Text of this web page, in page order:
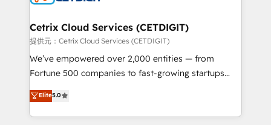
Award 🏆2020 Elite Solutions Partner 🏆2019
Integrations HubSpot Impact Award 🏆2019
Marketing Enablement HubSpot Impact Award 🏆
2018 Website Design HubSpot Impact Award 🏆2017
Growth-Driven Design Agency of the Year 🏆2016
Sales Enablement HubSpot Impact Award 🏆2015
Cetrix Cloud Services (CETDIGIT)
提供元：Cetrix Cloud Services (CETDIGIT)
We’ve empowered over 2,000 entities — from
Fortune 500 companies to fast-growing startups
and nonprofits — to streamline operations, scale
revenue, and unlock the full potential of HubSpot.
With deep technical and industry expertise, we fuse
Elite5.0